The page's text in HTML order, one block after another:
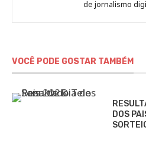
de jornalismo
VOCÊ PODE GOSTAR TAMBÉM
DOS